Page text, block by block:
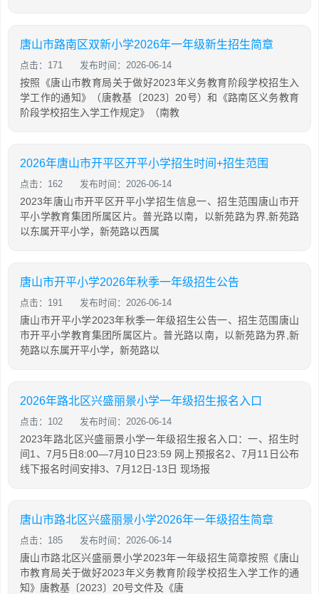
唐山市路南区双新小学2026年一年级新生招生简章
点击：171 发布时间：2026-06-14
按照《唐山市教育局关于做好2023年义务教育阶段学校招生入
学工作的通知》（唐教基〔2023〕20号）和《路南区义务教育
阶段学校招生入学工作规定》（南教
2026年唐山市开平区开平小学招生时间+招生范围
点击：162 发布时间：2026-06-14
2023年唐山市开平区开平小学招生信息一、招生范围唐山市开
平小学教育集团所属区片。普光路以南，以新苑路为界,新苑路
以东属开平小学，新苑路以西属
唐山市开平小学2026年秋季一年级招生公告
点击：191 发布时间：2026-06-14
唐山市开平小学2023年秋季一年级招生公告一、招生范围唐山
市开平小学教育集团所属区片。普光路以南，以新苑路为界,新
苑路以东属开平小学，新苑路以
2026年路北区兴盛丽景小学一年级招生报名入口
点击：102 发布时间：2026-06-14
2023年路北区兴盛丽景小学一年级招生报名入口：一、招生时
间1、7月5日8:00—7月10日23:59 网上预报名2、7月11日公布
线下报名时间安排3、7月12日-13日 现场报
唐山市路北区兴盛丽景小学2026年一年级招生简章
点击：185 发布时间：2026-06-14
唐山市路北区兴盛丽景小学2023年一年级招生简章按照《唐山
市教育局关于做好2023年义务教育阶段学校招生入学工作的通
知》唐教基〔2023〕20号文件及《唐